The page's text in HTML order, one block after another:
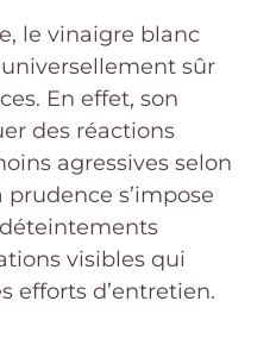
le vinaigre blanc
sûr
En effet, son
des réactions
agressives selon
s’impose
visibles qui
efforts d’entretien.